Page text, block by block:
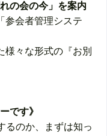
の会の今」を案内
会者管理システ
々な形式の『お別
です》
るのか、まずは知っ